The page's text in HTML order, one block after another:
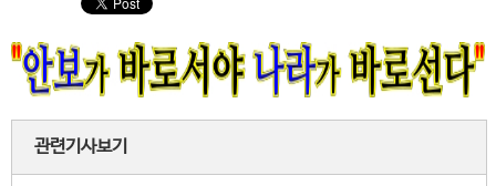
관련기사보기